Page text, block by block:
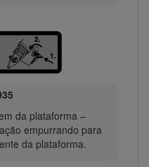
da plataforma –
empurrando para
da plataforma.